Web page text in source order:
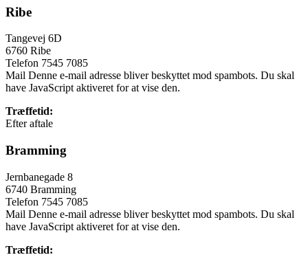
Ribe
Tangevej 6D
6760 Ribe
Telefon 7545 7085
Mail Denne e-mail adresse bliver beskyttet mod spambots. Du skal
have JavaScript aktiveret for at vise den.
Træffetid:
Efter aftale
Bramming
Jernbanegade 8
6740 Bramming
Telefon 7545 7085
Mail Denne e-mail adresse bliver beskyttet mod spambots. Du skal
have JavaScript aktiveret for at vise den.
Træffetid: